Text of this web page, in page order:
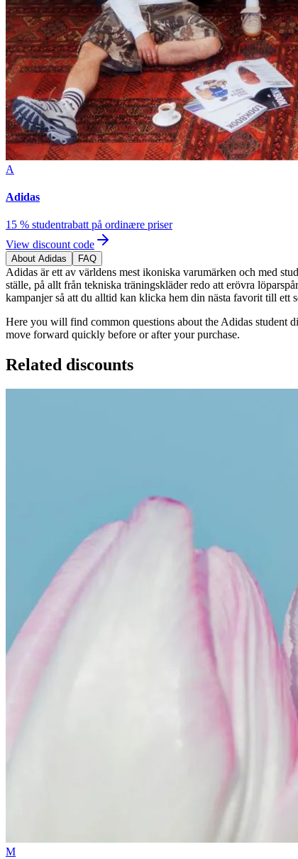
A
Adidas
15 % studentrabatt på ordinære priser
View discount code
About Adidas FAQ
Adidas är ett av världens mest ikoniska varumärken och med
ställe, på allt från tekniska träningskläder redo att erövra
kampanjer så att du alltid kan klicka hem din nästa favorit till ett
Here you will find common questions about the Adidas student
move forward quickly before or after your purchase.
Related discounts
M